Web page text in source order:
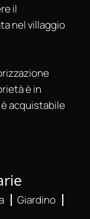
il
nel villaggio
è in
è acquistabile
Giardino